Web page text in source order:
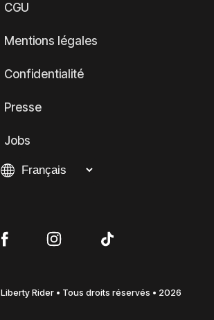
CGU
Mentions légales
Confidentialité
Presse
Jobs
Liberty Rider • Tous droits réservés • 2026